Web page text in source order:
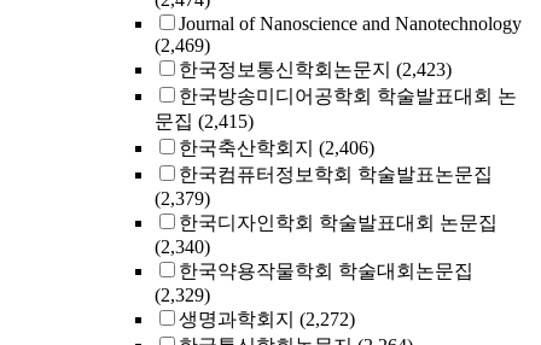
Journal of Nanoscience and Nanotechnology
(2,469)
한국정보통신학회논문지 (2,423)
한국방송미디어공학회 학술발표대회 논
문집 (2,415)
한국축산학회지 (2,406)
한국컴퓨터정보학회 학술발표논문집
(2,379)
한국디자인학회 학술발표대회 논문집
(2,340)
한국약용작물학회 학술대회논문집
(2,329)
생명과학회지 (2,272)